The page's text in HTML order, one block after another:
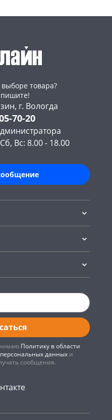
товара?
г. Вологда
70-20
Вс: 8.00 - 18.00
Политику в области
данныхи
сообщения.